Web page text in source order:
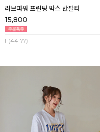
러브파워 프린팅 박스 반팔티
15,800
F(44-77)